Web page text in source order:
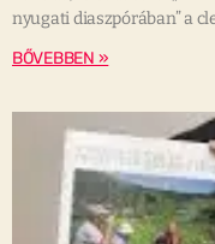
nyugati diaszpórában” a
BŐVEBBEN »